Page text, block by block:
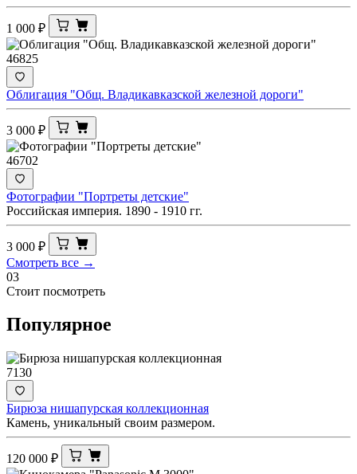
1 000 ₽
46825
Облигация "Общ. Владикавказской железной дороги"
3 000 ₽
46702
Фотографии "Портреты детские"
Российская империя. 1890 - 1910 гг.
3 000 ₽
Смотреть все →
03
Стоит посмотреть
Популярное
7130
Бирюза нишапурская коллекционная
Камень, уникальный своим размером.
120 000 ₽